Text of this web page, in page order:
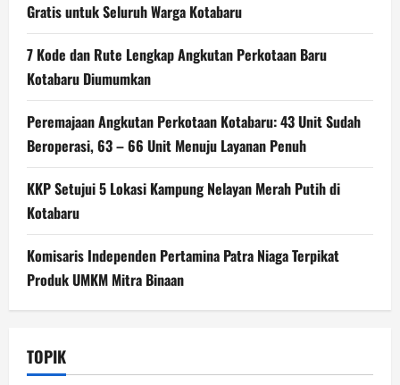
Gratis untuk Seluruh Warga Kotabaru
7 Kode dan Rute Lengkap Angkutan Perkotaan Baru
Kotabaru Diumumkan
Peremajaan Angkutan Perkotaan Kotabaru: 43 Unit Sudah
Beroperasi, 63 – 66 Unit Menuju Layanan Penuh
KKP Setujui 5 Lokasi Kampung Nelayan Merah Putih di
Kotabaru
Komisaris Independen Pertamina Patra Niaga Terpikat
Produk UMKM Mitra Binaan
TOPIK